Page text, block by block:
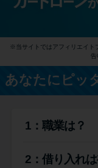
便利な
※当サイトではアフィリエイト
告
あなたにピッ
1：職業は？
2：借り入れ